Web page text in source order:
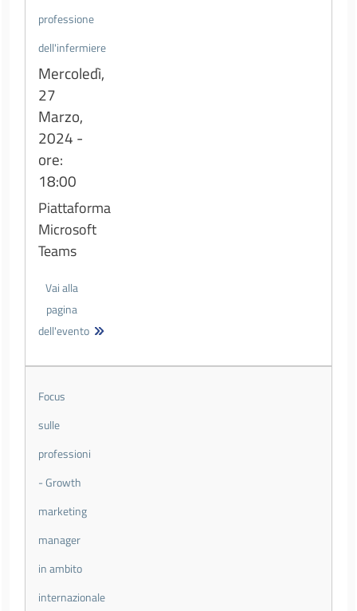
professione
dell'infermiere
Mercoledì,
27
Marzo,
2024 -
ore:
18:00
Piattaforma
Microsoft
Teams
Vai alla
pagina
dell'evento
Focus
sulle
professioni
- Growth
marketing
manager
in ambito
internazionale